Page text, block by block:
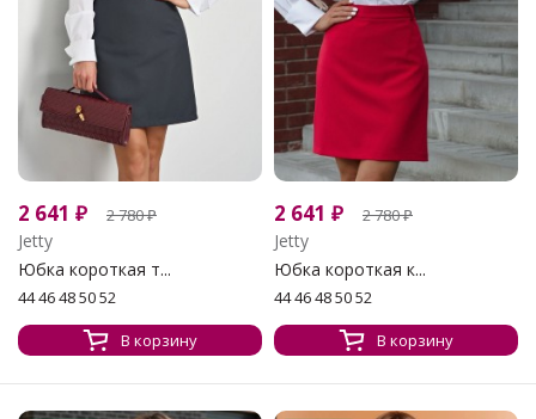
2 641 ₽ 2 780₽
Jetty
Юбка короткая т...
44 46 48 50 52
В корзину
2 641 ₽ 2 780₽
Jetty
Юбка короткая к...
44 46 48 50 52
В корзину